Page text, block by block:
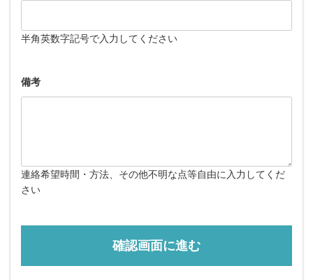
半角英数字記号で入力してください
備考
連絡希望時間・方法、その他不明な点等自由に入力してくだ
さい